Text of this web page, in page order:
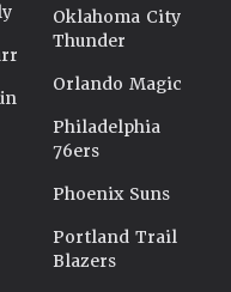
Oklahoma City
Thunder
Orlando Magic
Philadelphia
76ers
Phoenix Suns
Portland Trail
Blazers